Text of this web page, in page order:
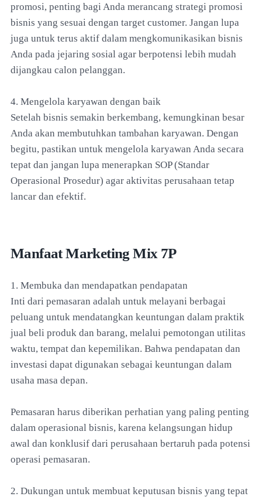
promosi, penting bagi Anda merancang strategi promosi
bisnis yang sesuai dengan target customer. Jangan lupa
juga untuk terus aktif dalam mengkomunikasikan bisnis
Anda pada jejaring sosial agar berpotensi lebih mudah
dijangkau calon pelanggan.
4. Mengelola karyawan dengan baik
Setelah bisnis semakin berkembang, kemungkinan besar
Anda akan membutuhkan tambahan karyawan. Dengan
begitu, pastikan untuk mengelola karyawan Anda secara
tepat dan jangan lupa menerapkan SOP (Standar
Operasional Prosedur) agar aktivitas perusahaan tetap
lancar dan efektif.
Manfaat Marketing Mix 7P
1. Membuka dan mendapatkan pendapatan
Inti dari pemasaran adalah untuk melayani berbagai
peluang untuk mendatangkan keuntungan dalam praktik
jual beli produk dan barang, melalui pemotongan utilitas
waktu, tempat dan kepemilikan. Bahwa pendapatan dan
investasi dapat digunakan sebagai keuntungan dalam
usaha masa depan.
Pemasaran harus diberikan perhatian yang paling penting
dalam operasional bisnis, karena kelangsungan hidup
awal dan konklusif dari perusahaan bertaruh pada potensi
operasi pemasaran.
2. Dukungan untuk membuat keputusan bisnis yang tepat